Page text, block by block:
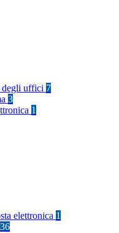
uffici 7
3
1
elettronica 1
36